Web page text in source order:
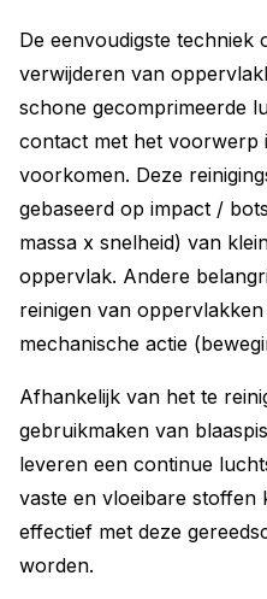
De eenvoudigste
verwijderen van
schone gecomprimeerde
contact met het voorwerp
voorkomen. Deze
gebaseerd op impact /
massa x snelheid) van
oppervlak. Andere
reinigen van
mechanische actie
Afhankelijk van het te
gebruikmaken van
leveren een continue
vaste en vloeibare stoffen
effectief met deze
worden.